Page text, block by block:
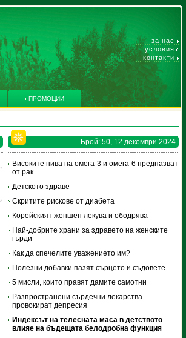
за нас
условия
контакти
ПРОМОЦИИ
Брой: 50, 12 декември 2024
Високите нива на омега-3 и омега-6 предпазват
от рак
Детското здраве
Скритите рискове от диабета
Корейският женшен лекува и ободрява
Най-добрите храни за здравето на женските
гърди
Как да спечелите уважението им?
Полезни добавки пазят сърцето и съдовете
5 мисли, които правят дамите самотни
Разпространени сърдечни лекарства
провокират депресия
Индексът на телесната маса в детството
влияе на бъдещата белодробна функция